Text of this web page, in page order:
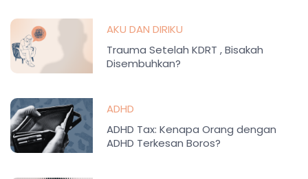
AKU DAN DIRIKU
Trauma Setelah KDRT , Bisakah
Disembuhkan?
ADHD
ADHD Tax: Kenapa Orang dengan
ADHD Terkesan Boros?